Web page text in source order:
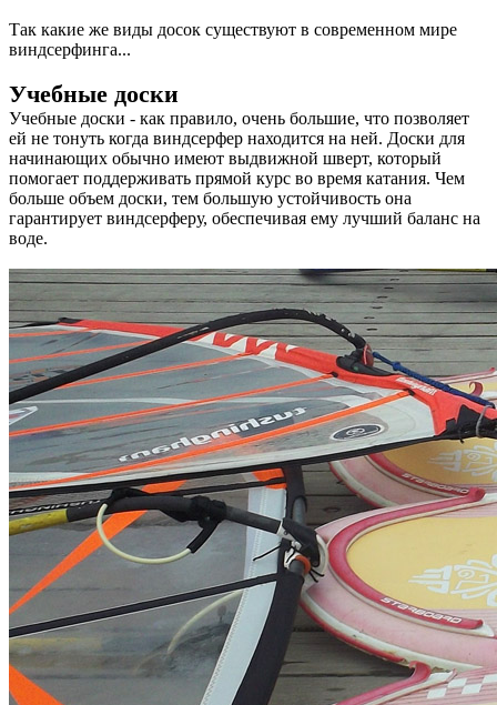
Так какие же виды досок существуют в современном мире
виндсерфинга...
Учебные доски
Учебные доски - как правило, очень большие, что позволяет
ей не тонуть когда виндсерфер находится на ней. Доски для
начинающих обычно имеют выдвижной шверт, который
помогает поддерживать прямой курс во время катания. Чем
больше объем доски, тем большую устойчивость она
гарантирует виндсерферу, обеспечивая ему лучший баланс на
воде.